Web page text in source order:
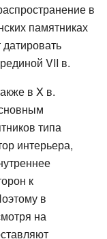
в
памятниках
VII в.
в X в.
типа
интерьера,
к
в
на